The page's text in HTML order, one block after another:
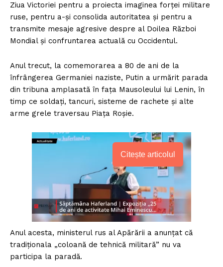
Ziua Victoriei pentru a proiecta imaginea forței militare
ruse, pentru a-și consolida autoritatea și pentru a
transmite mesaje agresive despre al Doilea Război
Mondial și confruntarea actuală cu Occidentul.
Anul trecut, la comemorarea a 80 de ani de la
înfrângerea Germaniei naziste, Putin a urmărit parada
din tribuna amplasată în fața Mausoleului lui Lenin, în
timp ce soldați, tancuri, sisteme de rachete și alte
arme grele traversau Piața Roșie.
Citește articolul
Anul acesta, ministerul rus al Apărării a anunțat că
tradiționala „coloană de tehnică militară” nu va
participa la paradă.